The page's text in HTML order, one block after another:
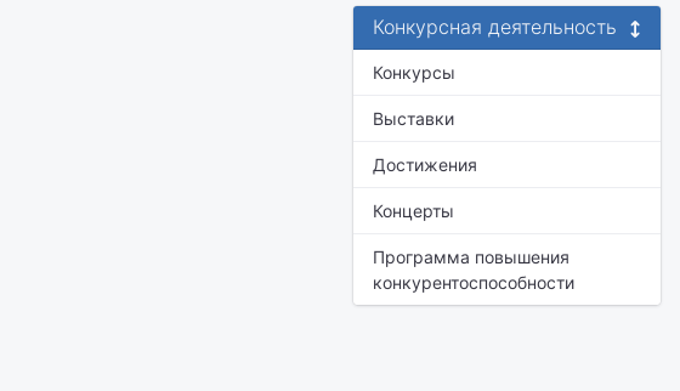
Конкурсная деятельность
Конкурсы
Выставки
Достижения
Концерты
Программа повышения
конкурентоспособности